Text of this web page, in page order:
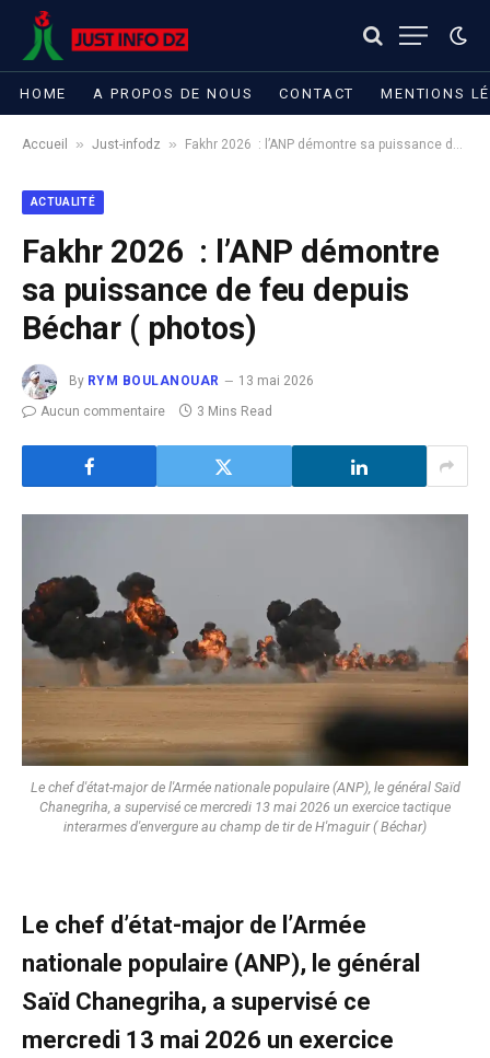
HOME A PROPOS DE NOUS CONTACT MENTIONS
Accueil » Just-infodz » Fakhr 2026 : l’ANP démontre sa puissance de feu depuis Béchar ( photos)
ACTUALITÉ
Fakhr 2026 : l’ANP démontre
sa puissance de feu depuis
Béchar ( photos)
By RYM BOULANOUAR
13 mai 2026
Aucun commentaire
3 Mins Read
Le chef d'état-major de l'Armée nationale populaire (ANP), le général Saïd
Chanegriha, a supervisé ce mercredi 13 mai 2026 un exercice tactique
interarmes d'envergure au champ de tir de H'maguir ( Béchar)
Le chef d’état-major de l’Armée
nationale populaire (ANP), le général
Saïd Chanegriha, a supervisé ce
mercredi 13 mai 2026 un exercice